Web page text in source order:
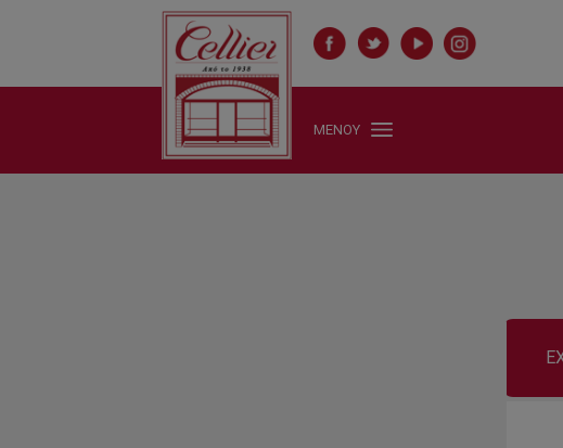
ΜΕΝΟΥ